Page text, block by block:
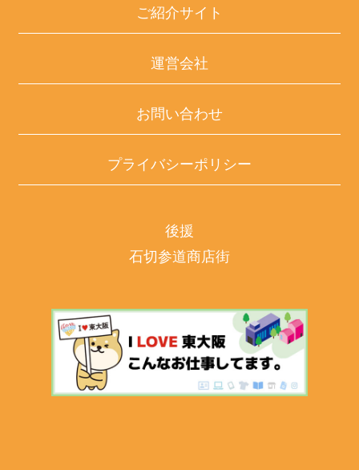
ご紹介サイト
運営会社
お問い合わせ
プライバシーポリシー
後援
石切参道商店街